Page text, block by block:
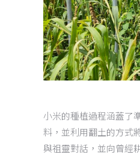
小米的種植過程涵蓋了
料，並利用翻土的方式
與祖靈對話，並向曾經